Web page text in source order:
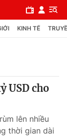
KINH TẾ
USD cho
lên nhiều
thời gian dài